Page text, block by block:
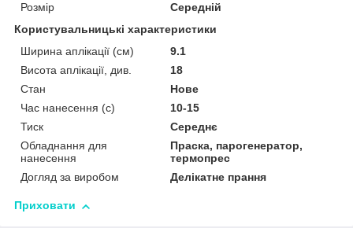
Розмір
Середній
Користувальницькі характеристики
Ширина аплікації (см)
9.1
Висота аплікації, див.
18
Стан
Нове
Час нанесення (с)
10-15
Тиск
Середнє
Обладнання для
нанесення
Праска, парогенератор,
термопрес
Догляд за виробом
Делікатне прання
Приховати